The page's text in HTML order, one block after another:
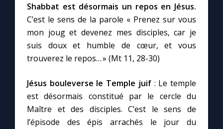
Marie de Nazareth
Shabbat est désormais un repos en Jésus.
C’est le sens de la parole « Prenez sur vous
mon joug et devenez mes disciples, car je
suis doux et humble de cœur, et vous
trouverez le repos… » (Mt 11, 28-30)
Jésus bouleverse le Temple juif: Le temple
est désormais constitué par le cercle du
Maître et des disciples. C’est le sens de
l’épisode des épis arrachés le jour du